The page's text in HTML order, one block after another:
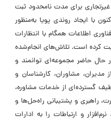
برای مدت نامحدود ثبت
با ایجاد روندی پویا به‌منظور
اطلاعات همگام با انتظارات
کرده است. تلاش‌های انجام‌شده
حاضر مجموعه‌ای توانمند و
مشاوران، کارشناسان و
گسترده‌ای از خدمات مشاوره،
راهبری و پشتیبانی راه‌حل‌ها و
و ارتباطات را به ادارات